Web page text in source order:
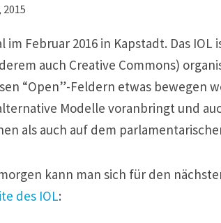
Februar 2016 in Kapstadt. Das IOL
auch Creative Commons)
“Open”-Feldern etwas bewegen
Modelle voranbringt und
als auch auf dem
kann man sich für den
des IOL: